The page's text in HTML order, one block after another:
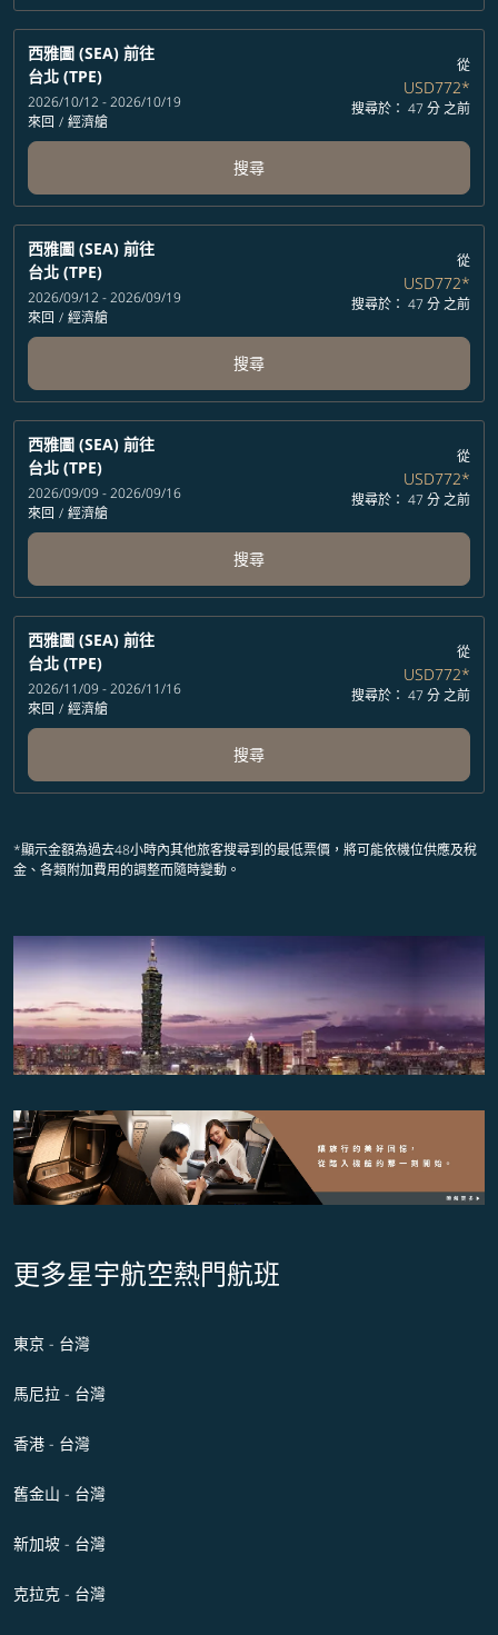
西雅圖 (SEA) 前往
台北 (TPE)
2026/10/12 - 2026/10/19
來回 / 經濟艙
從
USD772*
搜尋於： 47 分 之前
搜尋
西雅圖 (SEA) 前往
台北 (TPE)
2026/09/12 - 2026/09/19
來回 / 經濟艙
從
USD772*
搜尋於： 47 分 之前
搜尋
西雅圖 (SEA) 前往
台北 (TPE)
2026/09/09 - 2026/09/16
來回 / 經濟艙
從
USD772*
搜尋於： 47 分 之前
搜尋
西雅圖 (SEA) 前往
台北 (TPE)
2026/11/09 - 2026/11/16
來回 / 經濟艙
從
USD772*
搜尋於： 47 分 之前
搜尋
*顯示金額為過去48小時內其他旅客搜尋到的最低票價，將可能依機位供應及稅
金、各類附加費用的調整而隨時變動。
更多星宇航空熱門航班
東京 - 台灣
馬尼拉 - 台灣
香港 - 台灣
舊金山 - 台灣
新加坡 - 台灣
克拉克 - 台灣